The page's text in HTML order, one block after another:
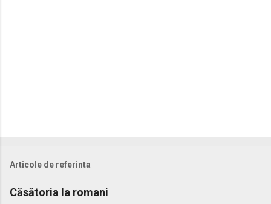
Articole de referinta
Căsătoria la romani